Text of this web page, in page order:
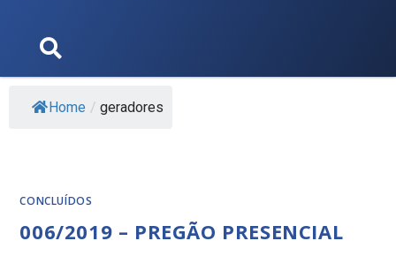
Home / geradores
CONCLUÍDOS
006/2019 – PREGÃO PRESENCIAL